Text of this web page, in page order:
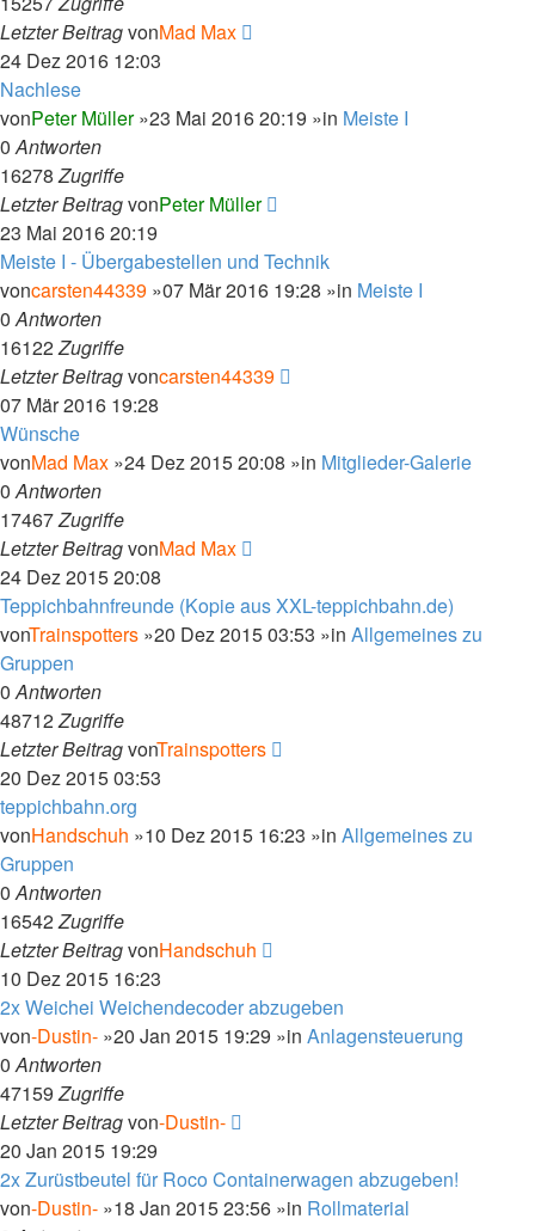
Letzter BeitragvonMad Max
24 Dez 2016 12:03
Nachlese
vonPeter Müller»23 Mai 2016 20:19 »in Meiste I
0Antworten
16278Zugriffe
Letzter BeitragvonPeter Müller
23 Mai 2016 20:19
Meiste I - Übergabestellen und Technik
voncarsten44339 »07 Mär 2016 19:28 »in Meiste I
0Antworten
16122Zugriffe
Letzter Beitragvoncarsten44339
07 Mär 2016 19:28
Wünsche
vonMad Max »24 Dez 2015 20:08 »in Mitglieder-Galerie
0Antworten
17467Zugriffe
Letzter BeitragvonMad Max
24 Dez 2015 20:08
Teppichbahnfreunde (Kopie aus XXL-teppichbahn.de)
vonTrainspotters »20 Dez 2015 03:53 »in Allgemeines zu
Gruppen
0Antworten
48712Zugriffe
Letzter BeitragvonTrainspotters
20 Dez 2015 03:53
teppichbahn.org
vonHandschuh »10 Dez 2015 16:23 »in Allgemeines zu
Gruppen
0Antworten
16542Zugriffe
Letzter BeitragvonHandschuh
10 Dez 2015 16:23
2x Weichei Weichendecoder abzugeben
von-Dustin- »20 Jan 2015 19:29 »in Anlagensteuerung
0Antworten
47159Zugriffe
Letzter Beitragvon-Dustin-
20 Jan 2015 19:29
2x Zurüstbeutel für Roco Containerwagen abzugeben!
von-Dustin- »18 Jan 2015 23:56 »in Rollmaterial